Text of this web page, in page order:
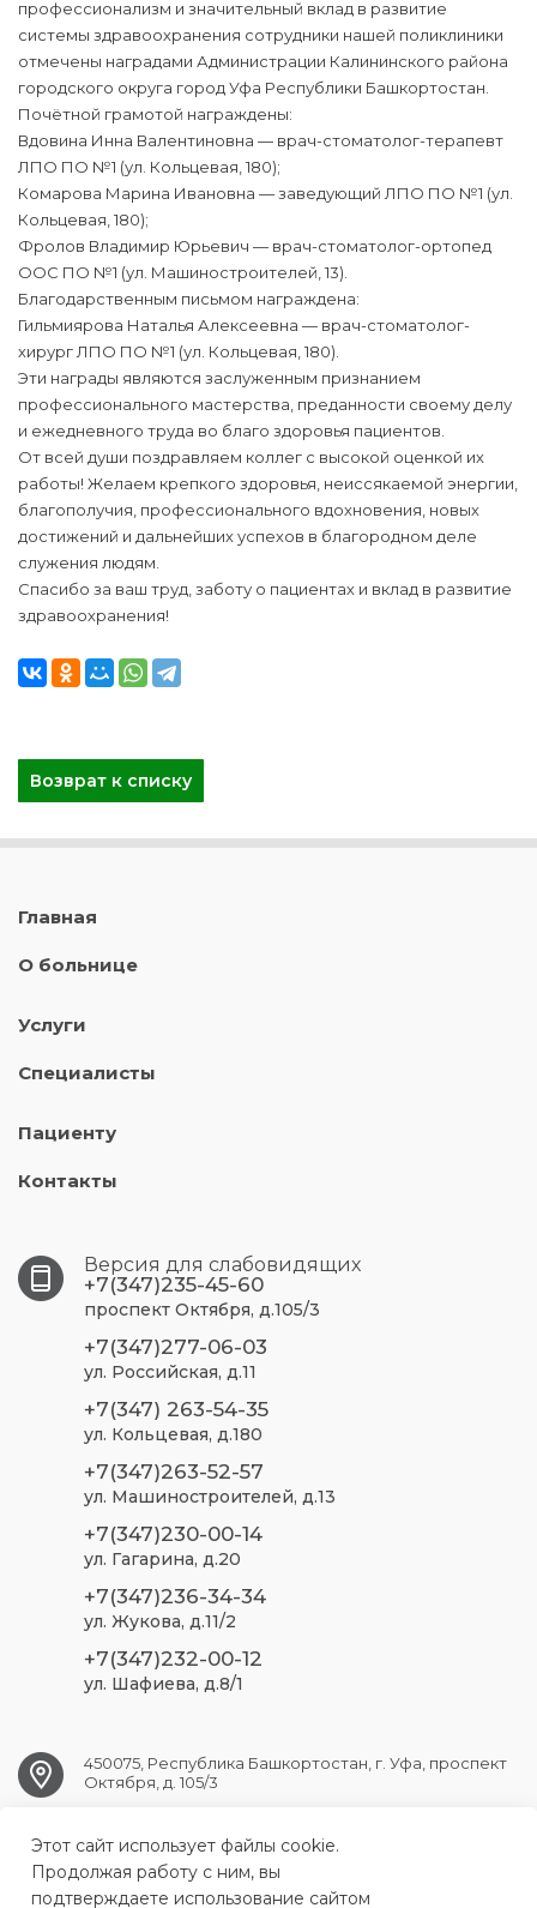
профессионализм и значительный вклад в развитие
системы здравоохранения сотрудники нашей поликлиники
отмечены наградами Администрации Калининского района
городского округа город Уфа Республики Башкортостан.
Почётной грамотой награждены:
Вдовина Инна Валентиновна — врач-стоматолог-терапевт
ЛПО ПО №1 (ул. Кольцевая, 180);
Комарова Марина Ивановна — заведующий ЛПО ПО №1 (ул.
Кольцевая, 180);
Фролов Владимир Юрьевич — врач-стоматолог-ортопед
ООС ПО №1 (ул. Машиностроителей, 13).
Благодарственным письмом награждена:
Гильмиярова Наталья Алексеевна — врач-стоматолог-
хирург ЛПО ПО №1 (ул. Кольцевая, 180).
Эти награды являются заслуженным признанием
профессионального мастерства, преданности своему делу
и ежедневного труда во благо здоровья пациентов.
От всей души поздравляем коллег с высокой оценкой их
работы! Желаем крепкого здоровья, неиссякаемой энергии,
благополучия, профессионального вдохновения, новых
достижений и дальнейших успехов в благородном деле
служения людям.
Спасибо за ваш труд, заботу о пациентах и вклад в развитие
здравоохранения!
Возврат к списку
Главная
О больнице
Услуги
Специалисты
Пациенту
Контакты
Версия для слабовидящих
+7(347)235-45-60
проспект Октября, д.105/3
+7(347)277-06-03
ул. Российская, д.11
+7(347) 263-54-35
ул. Кольцевая, д.180
+7(347)263-52-57
ул. Машиностроителей, д.13
+7(347)230-00-14
ул. Гагарина, д.20
+7(347)236-34-34
ул. Жукова, д.11/2
+7(347)232-00-12
ул. Шафиева, д.8/1
450075, Республика Башкортостан, г. Уфа, проспект
Октября, д. 105/3
ufa.sp2@doctorrb.ru
Этот сайт использует файлы cookie.
Продолжая работу с ним, вы
подтверждаете использование сайтом